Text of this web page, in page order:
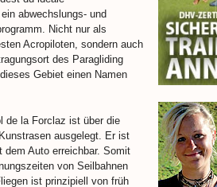
abwechslungs- und
Nicht nur als
Acropiloten, sondern auch
des Paragliding
Gebiet einen Namen
de la Forclaz ist über die
ausgelegt. Er ist
dem Auto erreichbar. Somit
von Seilbahnen
ist prinzipiell von früh